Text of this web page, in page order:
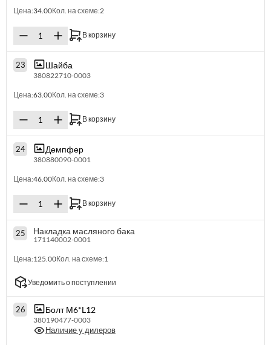
Цена:34.00Кол. на схеме:2
В корзину
23 Шайба
380822710-0003
Цена:63.00Кол. на схеме:3
В корзину
24 Демпфер
380880090-0001
Цена:46.00Кол. на схеме:3
В корзину
25 Накладка масляного бака
171140002-0001
Цена:125.00Кол. на схеме:1
Уведомить о поступлении
26 Болт М6*L12
380190477-0003
Наличие у дилеров